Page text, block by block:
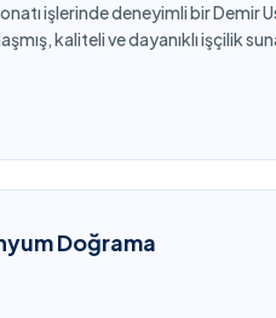
işlerinde deneyimli bir Demir
kaliteli ve dayanıklı işçilik
Doğrama